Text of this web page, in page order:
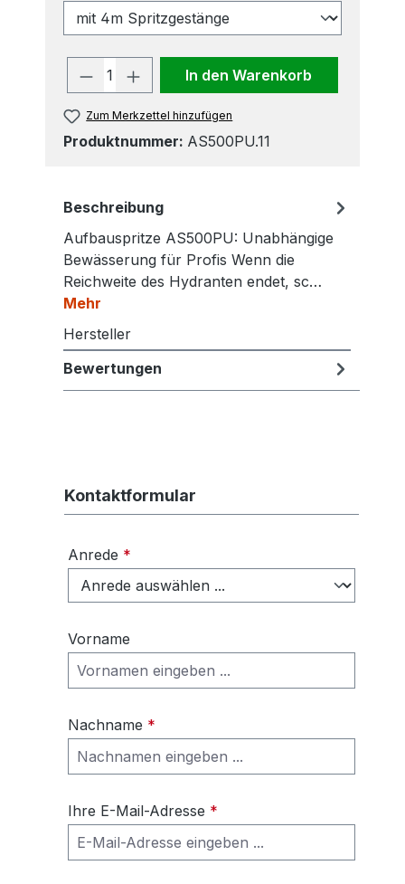
Produkt Anzahl: Gib den
In den Warenkorb
Zum Merkzettel hinzufügen
Produktnummer: AS500PU.11
Beschreibung
Aufbauspritze AS500PU: Unabhängige
Bewässerung für Profis Wenn die
Reichweite des Hydranten endet, sc…
Mehr
Hersteller
Bewertungen
Kontaktformular
Anrede *
Vorname
Nachname *
Ihre E-Mail-Adresse *